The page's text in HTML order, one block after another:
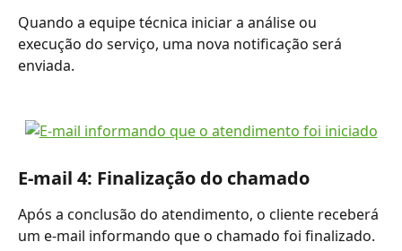
Quando a equipe técnica iniciar a análise ou
execução do serviço, uma nova notificação será
enviada.
E-mail 4: Finalização do chamado
Após a conclusão do atendimento, o cliente receberá
um e-mail informando que o chamado foi finalizado.